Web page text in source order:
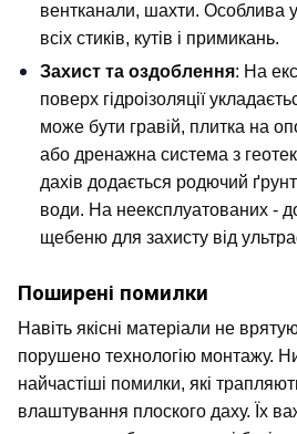
вентканали, шахти. Особлива
всіх стиків, кутів і примикань.
Захист та оздоблення: На
поверх гідроізоляції
може бути гравій, плитка на
або дренажна система з
дахів додається родючий
води. На неексплуатованих -
щебеню для захисту від
Поширені помилки
Навіть якісні матеріали не
порушено технологію монтажу.
найчастіші помилки, які
влаштування плоского даху. Їх